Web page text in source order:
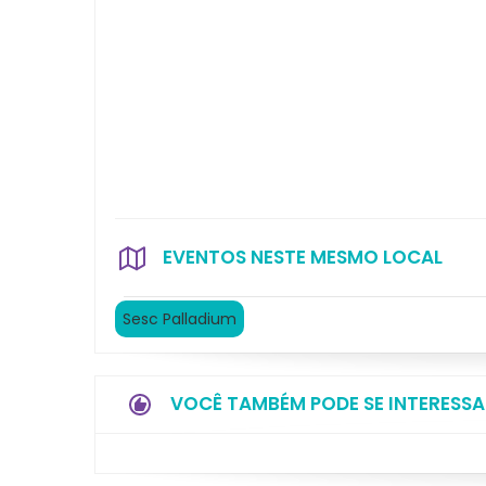
EVENTOS NESTE MESMO LOCAL
Sesc Palladium
VOCÊ TAMBÉM PODE SE